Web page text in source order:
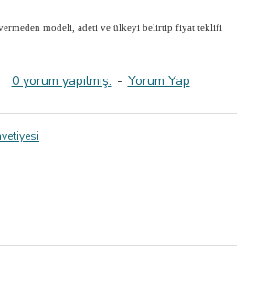
modeli, adeti ve ülkeyi belirtip fiyat teklifi
0 yorum yapılmış. - Yorum Yap